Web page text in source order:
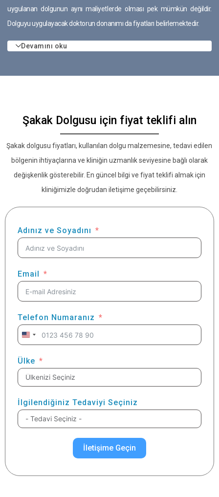
uygulanan dolgunun aynı maliyetlerde olması pek mümkün değildir.
Dolguyu uygulayacak doktorun donanımı da fiyatları belirlemektedir.
Devamını oku
Şakak Dolgusu için fiyat teklifi alın
Şakak dolgusu fiyatları, kullanılan dolgu malzemesine, tedavi edilen
bölgenin ihtiyaçlarına ve kliniğin uzmanlık seviyesine bağlı olarak
değişkenlik gösterebilir. En güncel bilgi ve fiyat teklifi almak için
kliniğimizle doğrudan iletişime geçebilirsiniz.
Adınız ve Soyadını
Email
Telefon Numaranız
United
+1
Ülke
İlgilendiğiniz Tedaviyi Seçiniz
İletişime Geçin